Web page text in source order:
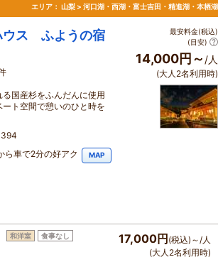
エリア： 山梨 > 河口湖・西湖・富士吉田・精進湖・本栖湖
ウス ふようの宿
国産杉をふんだんに使用
ト空間で憩いのひと時を
ら車で2分の好アク
MAP
最安料金(税込)
(目安)
14,000円～ /人
(大人2名利用時)
和洋室 食事なし 17,000円 (税込)～/人
(大人2名利用時)